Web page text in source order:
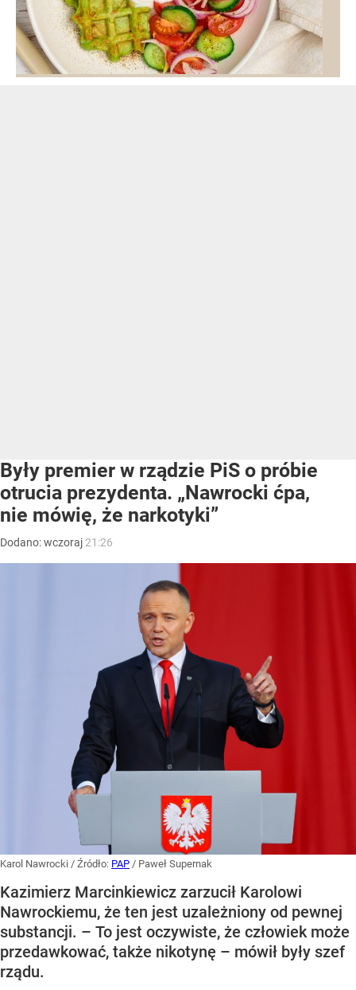
Były premier w rządzie PiS o próbie
otrucia prezydenta. „Nawrocki ćpa,
nie mówię, że narkotyki”
Dodano:wczoraj 21:26
Karol Nawrocki / Źródło: PAP / Paweł Supernak
Kazimierz Marcinkiewicz zarzucił Karolowi
Nawrockiemu, że ten jest uzależniony od pewnej
substancji. – To jest oczywiste, że człowiek może
przedawkować, także nikotynę – mówił były szef
rządu.